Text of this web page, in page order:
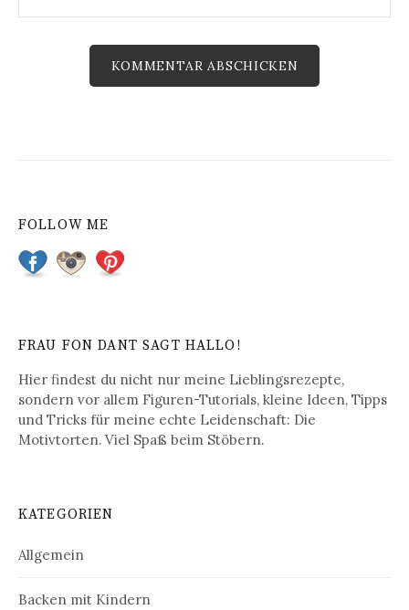
FOLLOW ME
FRAU FON DANT SAGT HALLO!
Hier findest du nicht nur meine Lieblingsrezepte,
sondern vor allem Figuren-Tutorials, kleine Ideen, Tipps
und Tricks für meine echte Leidenschaft: Die
Motivtorten. Viel Spaß beim Stöbern.
KATEGORIEN
Allgemein
Backen mit Kindern